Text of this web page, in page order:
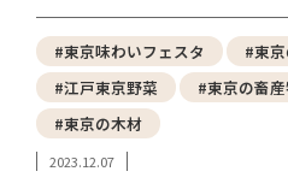
#東京味わいフェスタ
#東
#江戸東京野菜
#東京の畜
#東京の木材
2023.12.07